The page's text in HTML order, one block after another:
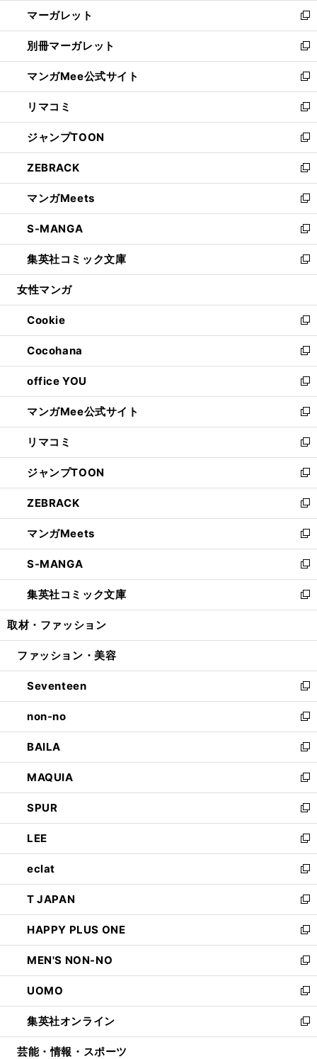
く
で
開
く
ド
ウ
で
開
く
し
い
ウ
ィ
ン
ド
ウ
で
開
く
マーガレット
新
し
い
ウ
ィ
ン
ド
ウ
で
開
く
別冊マーガレット
新
し
い
ウ
ィ
ン
ド
ウ
で
開
く
マンガMee公式サイト
新
し
い
ウ
ィ
ン
ド
ウ
で
開
く
リマコミ
新
し
い
ウ
ィ
ン
ド
ウ
で
開
く
ジャンプTOON
新
し
い
ウ
ィ
ン
ド
ウ
で
開
ZEBRACK
新
し
い
ウ
ィ
ン
ド
ウ
開
く
マンガMeets
新
し
い
ウ
ィ
ン
ウ
で
開
く
S-MANGA
新
し
い
ウ
ン
ド
ウ
で
開
く
集英社コミック文庫
新
し
ウ
ィ
ン
ド
ウ
で
開
く
女性マンガ
Cookie
新
し
い
ウ
ィ
ン
ド
ウ
で
開
く
Cocohana
新
し
い
ウ
ィ
ン
ド
ウ
で
開
く
office YOU
新
し
い
ウ
ィ
ン
ド
ウ
で
開
く
マンガMee公式サイト
新
し
い
ウ
ィ
ン
ド
ウ
で
開
く
リマコミ
新
し
い
ウ
ィ
ン
ド
ウ
で
開
く
ジャンプTOON
新
し
い
ウ
ィ
ン
ド
ウ
で
開
ZEBRACK
新
し
い
ウ
ィ
ン
ド
ウ
開
マンガMeets
新
し
い
ウ
ィ
ン
ウ
開
く
S-MANGA
新
し
い
ウ
ン
ウ
で
開
く
集英社コミック文庫
新
し
ウ
ン
ド
ウ
で
開
く
取材・ファッション
ファッション・美容
Seventeen
新
し
い
ウ
ィ
ン
ド
ウ
で
開
く
non-no
新
し
い
ウ
ィ
ン
ド
ウ
で
開
く
BAILA
新
し
い
ウ
ィ
ン
ド
ウ
で
開
く
MAQUIA
新
し
い
ウ
ィ
ン
ド
ウ
で
開
く
SPUR
新
し
い
ウ
ィ
ン
ド
ウ
で
開
く
LEE
新
し
い
ウ
ィ
ン
ド
ウ
で
開
く
eclat
新
し
い
ウ
ィ
ン
ド
ウ
で
開
く
T JAPAN
新
し
い
ウ
ィ
ン
ド
ウ
で
開
HAPPY PLUS ONE
新
し
い
ウ
ィ
ン
ド
ウ
MEN'S NON-NO
新
し
い
ウ
ィ
ン
UOMO
新
し
い
ウ
集英社オンライン
新
し
芸能・情報・スポーツ